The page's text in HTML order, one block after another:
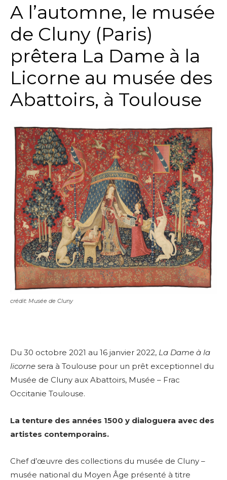
A l’automne, le musée
de Cluny (Paris)
prêtera La Dame à la
Licorne au musée des
Abattoirs, à Toulouse
crédit: Musée de Cluny
Du 30 octobre 2021 au 16 janvier 2022, La Dame à la
licorne sera à Toulouse pour un prêt exceptionnel du
Musée de Cluny aux Abattoirs, Musée – Frac
Occitanie Toulouse.
La tenture des années 1500 y dialoguera avec des
artistes contemporains.
Chef d’œuvre des collections du musée de Cluny –
musée national du Moyen Âge présenté à titre